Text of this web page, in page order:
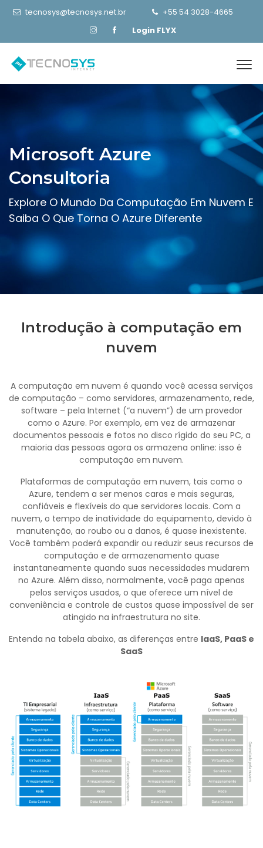
tecnosys@tecnosys.net.br
+55 54 3028-4665
Login FLYX
Microsoft Azure
Consultoria
Explore O Mundo Da Computação Em Nuvem E
Saiba O Que Torna O Azure Diferente
Introdução à computação em
nuvem
A computação em nuvem é quando você acessa serviços
de computação – como servidores, armazenamento, rede,
software – pela Internet (“a nuvem”) de um provedor
como o Azure. Por exemplo, em vez de armazenar
documentos pessoais e fotos no disco rígido do seu PC, a
maioria das pessoas agora os armazena online: isso é
computação em nuvem.
Plataformas de computação em nuvem, tais como o
Azure, tendem a ser menos caras e mais seguras,
confiáveis e flexíveis do que servidores locais. Com a
nuvem, o tempo de inatividade do equipamento, devido à
manutenção, ao roubo ou a danos, é quase inexistente.
Você também poderá expandir ou reduzir seus recursos de
computação e de armazenamento quase
instantaneamente quando suas necessidades mudarem
no Azure. Além disso, normalmente, você paga apenas
pelos serviços usados, o que oferece um nível de
conveniência e controle de custos quase impossível de ser
atingido na infraestrutura no site.
Entenda na tabela abaixo, as diferenças entre IaaS, PaaS e
SaaS